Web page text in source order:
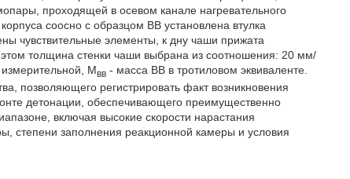
проходящей в осевом канале нагревательного
соосно с образцом ВВ установлена втулка
чувствительные элементы, к дну чаши прижата
толщина стенки чаши выбрана из соотношения: 20 мм/
измерительной, Мвв - масса ВВ в тротиловом эквиваленте.
позволяющего регистрировать факт возникновения
детонации, обеспечивающего преимущественно
включая высокие скорости нарастания
степени заполнения реакционной камеры и условия